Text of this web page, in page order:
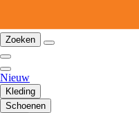
Zoeken
Nieuw
Kleding
Schoenen